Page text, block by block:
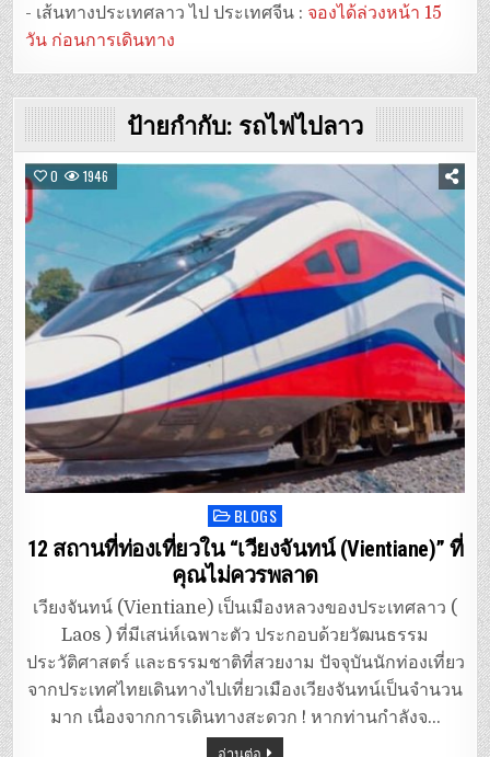
- เส้นทางประเทศลาว ไป ประเทศจีน : จองได้ล่วงหน้า 15
วัน ก่อนการเดินทาง
ป้ายกำกับ: รถไฟไปลาว
0 1946
Posted
in
BLOGS
12 สถานที่ท่องเที่ยวใน “เวียงจันทน์ (Vientiane)” ที่
คุณไม่ควรพลาด
เวียงจันทน์ (Vientiane) เป็นเมืองหลวงของประเทศลาว (
Laos ) ที่มีเสน่ห์เฉพาะตัว ประกอบด้วยวัฒนธรรม
ประวัติศาสตร์ และธรรมชาติที่สวยงาม ปัจจุบันนักท่องเที่ยว
จากประเทศไทยเดินทางไปเที่ยวเมืองเวียงจันทน์เป็นจำนวน
มาก เนื่องจากการเดินทางสะดวก ! หากท่านกำลังจ…
อ่านต่อ